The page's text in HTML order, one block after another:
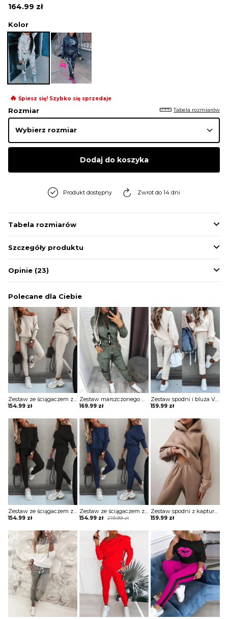
KOMBINEZONY
DRESY
MARYNARKI
SWETRY
BIELIZNA
164.99 zł
Kolor
🔥 Śpiesz się! Szybko się sprzedaje
Rozmiar Tabela rozmiarów
Dodaj do koszyka
Produkt dostępny Zwrot do 14 dni
Tabela rozmiarów
Szczegóły produktu
Opinie (23)
Polecane dla Ciebie
Zestaw ze ściągaczem z długim rękawem i wysokim stanem komplet Merel
154.99 zł
Zestaw marszczonego płaszcza i spodni cargo z kieszeniami na zamek błyskawiczny komplet Ezzelina
169.99 zł
Zestaw spodni i bluza Velga
159.99 zł
Zestaw ze ściągaczem z długim rękawem i wysokim stanem komplet Merel
154.99 zł
Zestaw ze ściągaczem z długim rękawem i wysokim stanem komplet Merel
219.99zł
Original
was:
219.99 zł.
154.99 zł
Current
is:
154.99 zł.
Zestaw spodni z kapturem i kieszenią długim rękawem komplet Shanon
159.99 zł